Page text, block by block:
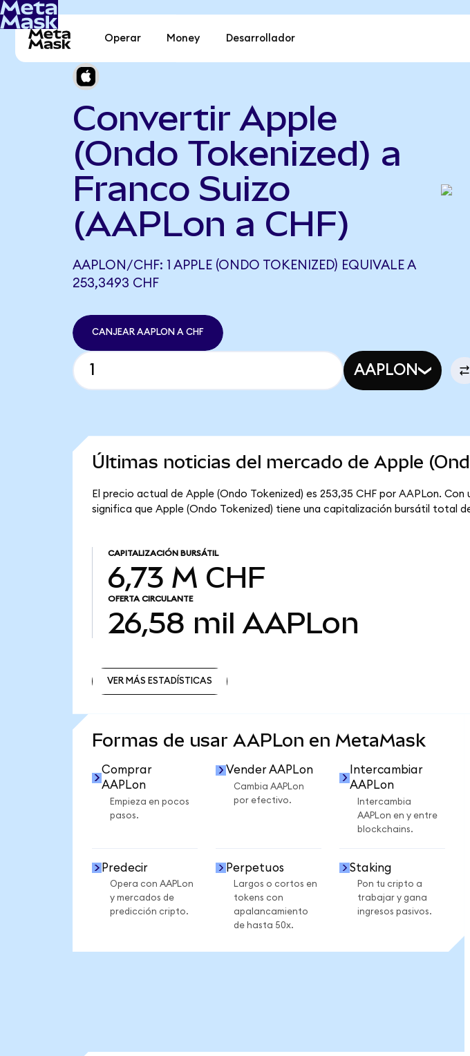
Operar Money Desarrollador
Convertir Apple
(Ondo Tokenized) a
Franco Suizo
(AAPLon a CHF)
AAPLON/CHF: 1 APPLE (ONDO TOKENIZED) EQUIVALE A
253,3493 CHF
CANJEAR AAPLON A CHF
AAPLON
Últimas noticias del mercado de Apple
El precio actual de Apple (Ondo Tokenized) es 253,35 CHF por AAPLon.
significa que Apple (Ondo Tokenized) tiene una capitalización bursátil total
CAPITALIZACIÓN BURSÁTIL
6,73 M CHF
OFERTA CIRCULANTE
26,58 mil AAPLon
VER MÁS ESTADÍSTICAS
Formas de usar AAPLon en MetaMask
Comprar
AAPLon
Empieza en pocos
pasos.
Vender AAPLon
Cambia AAPLon
por efectivo.
Intercambiar
AAPLon
Intercambia
AAPLon en y entre
blockchains.
Predecir
Opera con AAPLon
y mercados de
predicción cripto.
Perpetuos
Largos o cortos en
tokens con
apalancamiento
de hasta 50x.
Staking
Pon tu cripto a
trabajar y gana
ingresos pasivos.